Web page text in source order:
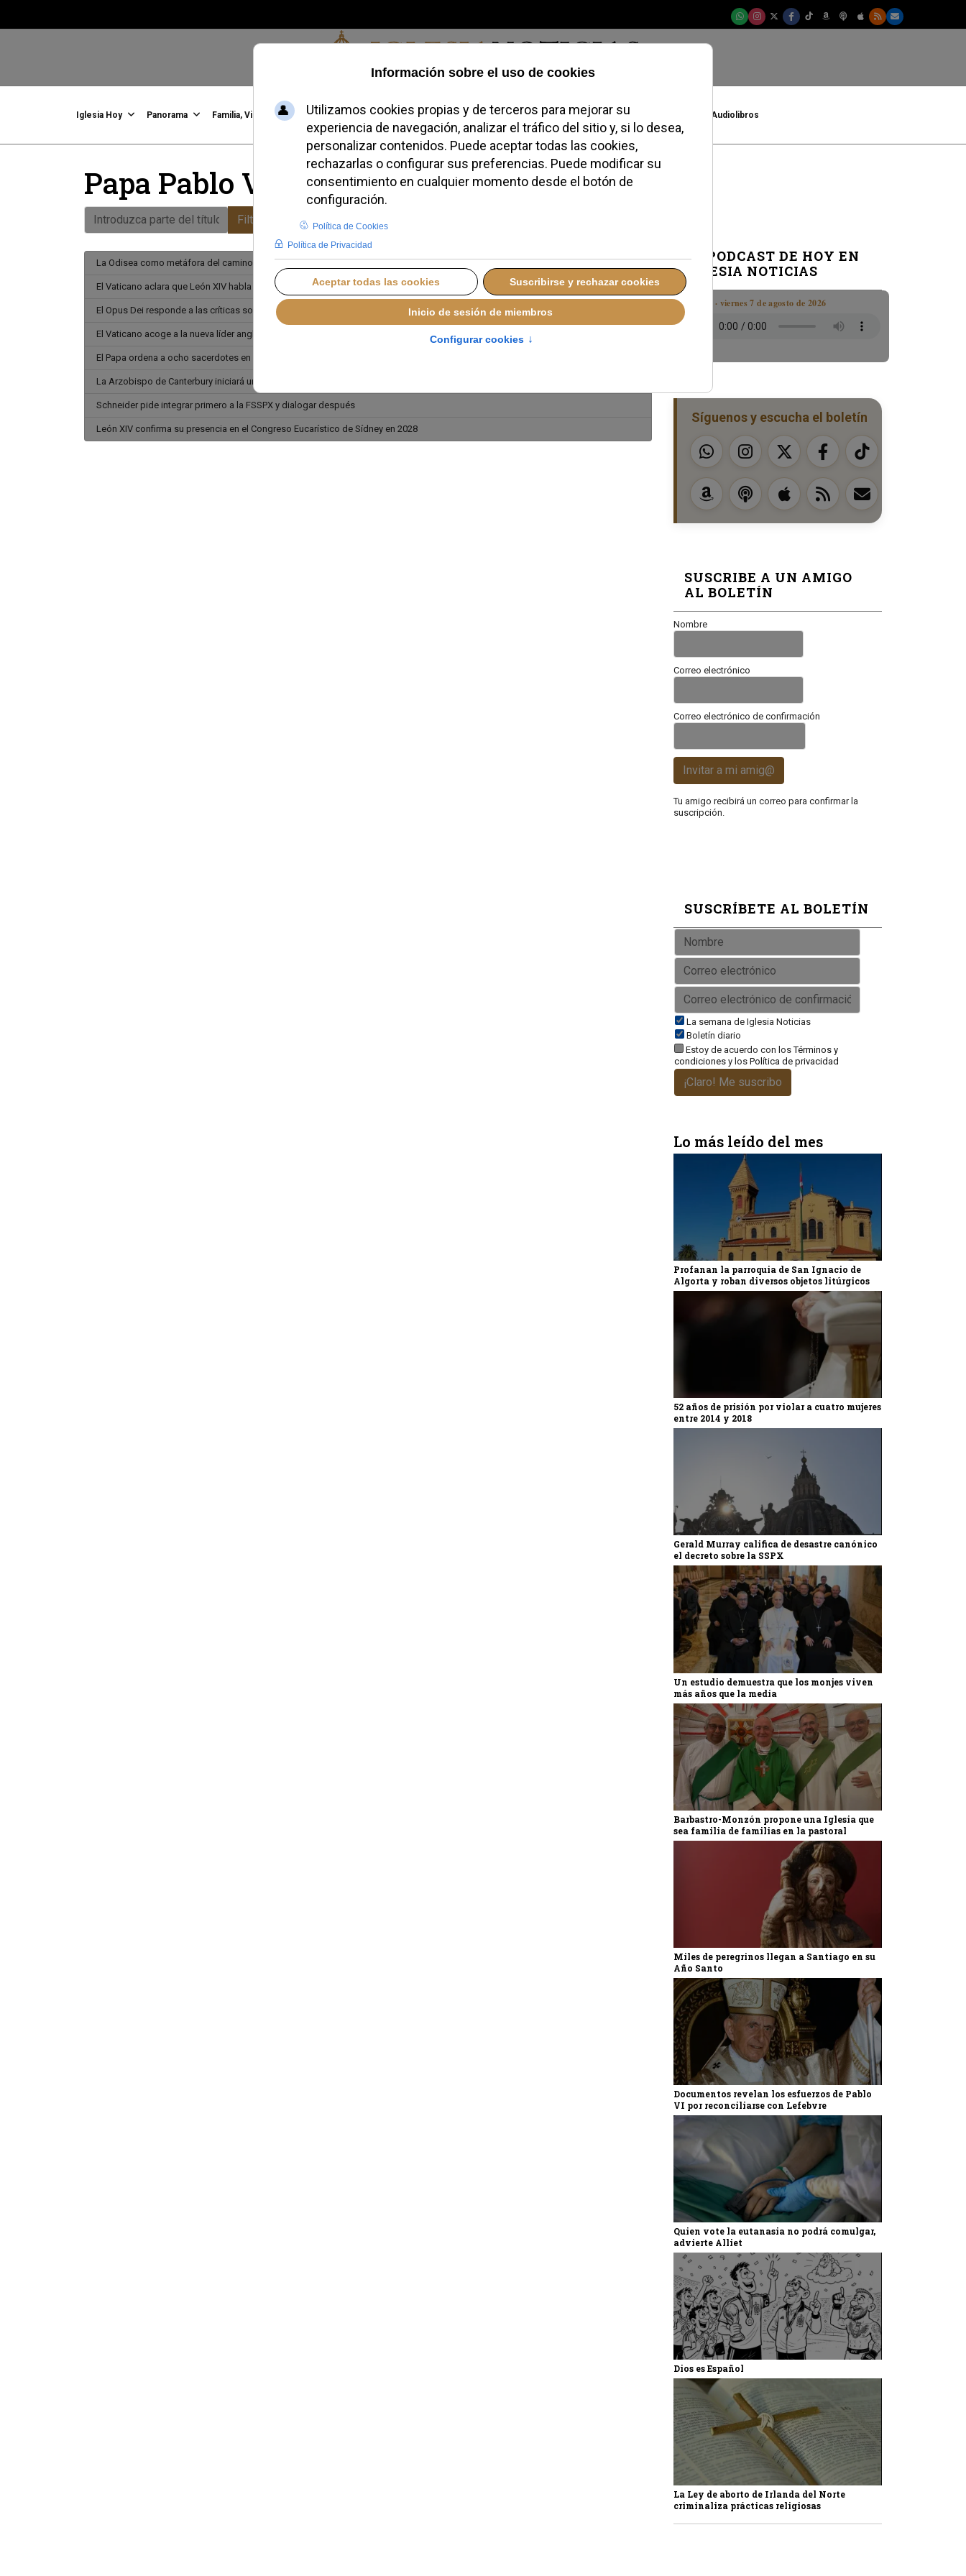
Viernes, 07 de agosto de 2026
Iglesia Hoy Panorama Familia, Vida, Identidad Credofobiómetro Blogs Temas Buscar #JovenesConFe Podcast Audiolibros
Papa Pablo VI
Introduzca parte del título
Filtrar Limpiar
La Odisea como metáfora del camino espiritual humano
El Vaticano aclara que León XIV habla como pastor, no como político
El Opus Dei responde a las críticas sobre la ascética y la admisión de menores
El Vaticano acoge a la nueva líder anglicana en plena tensión interna en su Iglesia
El Papa ordena a ocho sacerdotes en Roma en plena crisis de vocaciones
La Arzobispo de Canterbury iniciará un histórico encuentro con el Papa en el Vaticano
Schneider pide integrar primero a la FSSPX y dialogar después
León XIV confirma su presencia en el Congreso Eucarístico de Sídney en 2028
EL PODCAST DE HOY EN
IGLESIA NOTICIAS
Boletín · viernes 7 de agosto de 2026
Síguenos y escucha el boletín
SUSCRIBE A UN AMIGO
AL BOLETÍN
Nombre
Correo electrónico
Correo electrónico de confirmación
Invitar a mi amig@
Tu amigo recibirá un correo para confirmar la
suscripción.
SUSCRÍBETE AL BOLETÍN
La semana de Iglesia Noticias
Boletín diario
Estoy de acuerdo con losTérminos y
condiciones y los Política de privacidad
¡Claro! Me suscribo
Lo más leído del mes
Profanan la parroquia de San Ignacio de
Algorta y roban diversos objetos litúrgicos
52 años de prisión por violar a cuatro mujeres
entre 2014 y 2018
Gerald Murray califica de desastre canónico
el decreto sobre la SSPX
Un estudio demuestra que los monjes viven
más años que la media
Barbastro-Monzón propone una Iglesia que
sea familia de familias en la pastoral
Miles de peregrinos llegan a Santiago en su
Año Santo
Documentos revelan los esfuerzos de Pablo
VI por reconciliarse con Lefebvre
Quien vote la eutanasia no podrá comulgar,
advierte Alliet
Dios es Español
La Ley de aborto de Irlanda del Norte
criminaliza prácticas religiosas